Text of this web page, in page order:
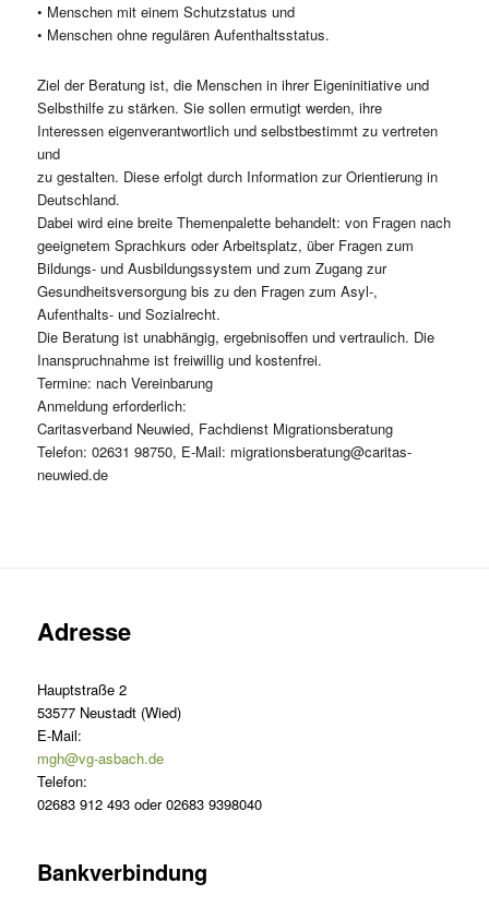
• Menschen mit einem Schutzstatus und
• Menschen ohne regulären Aufenthaltsstatus.
Ziel der Beratung ist, die Menschen in ihrer Eigeninitiative und
Selbsthilfe zu stärken. Sie sollen ermutigt werden, ihre
Interessen eigenverantwortlich und selbstbestimmt zu vertreten
und
zu gestalten. Diese erfolgt durch Information zur Orientierung in
Deutschland.
Dabei wird eine breite Themenpalette behandelt: von Fragen nach
geeignetem Sprachkurs oder Arbeitsplatz, über Fragen zum
Bildungs- und Ausbildungssystem und zum Zugang zur
Gesundheitsversorgung bis zu den Fragen zum Asyl-,
Aufenthalts- und Sozialrecht.
Die Beratung ist unabhängig, ergebnisoffen und vertraulich. Die
Inanspruchnahme ist freiwillig und kostenfrei.
Termine: nach Vereinbarung
Anmeldung erforderlich:
Caritasverband Neuwied, Fachdienst Migrationsberatung
Telefon: 02631 98750, E-Mail: migrationsberatung@caritas-
neuwied.de
Adresse
Hauptstraße 2
53577 Neustadt (Wied)
E-Mail:
mgh@vg-asbach.de
Telefon:
02683 912 493 oder 02683 9398040
Bankverbindung